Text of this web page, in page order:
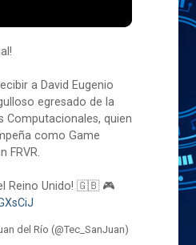
a David Eugenio
egresado de la
Computacionales, quien
como Game
FRVR.
Reino Unido! 🇬🇧 🎮
del Río (@Tec_SanJuan)